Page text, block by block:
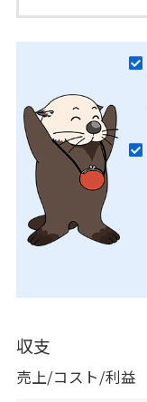
収支
売上/コスト/利益